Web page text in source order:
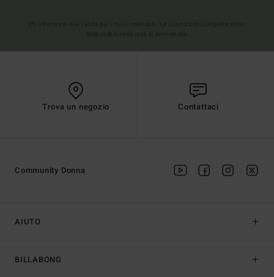
Trova un negozio Contattaci
AIUTO
BILLABONG
Community Donna